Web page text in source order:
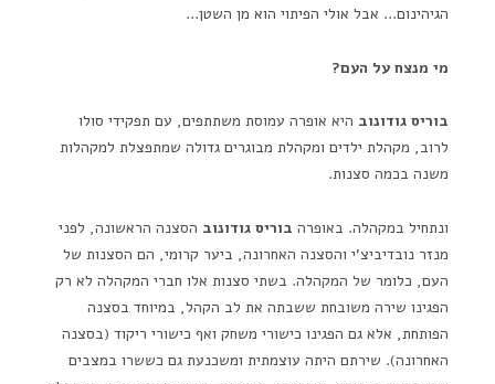
הגיהינום… אבל אולי הפיתוי הוא מן השטן…
מי מנצח על העם?
בוריס גודונוב היא אופרה עמוסת משתתפים, עם תפקידי סולו
לרוב, מקהלת ילדים ומקהלת מבוגרים גדולה שמתפצלת למקהלות
משנה בכמה סצנות.
ונתחיל במקהלה. באופרה בוריס גודונוב הסצנה הראשונה, לפני
מנזר נובדיביצ'י והסצנה האחרונה, ביער קרומי, הם הסצנות של
העם, כלומר של המקהלה. בשתי סצנות אלו חברי המקהלה לא רק
הפגינו שירה משובחת ששבתה את לב הקהל, במיוחד בסצנה
הפותחת, אלא גם הפגינו כישורי משחק ואף כישורי ריקוד (בסצנה
האחרונה). שירתם היתה עוצמתית ומשכנעת גם כששרו במצבים